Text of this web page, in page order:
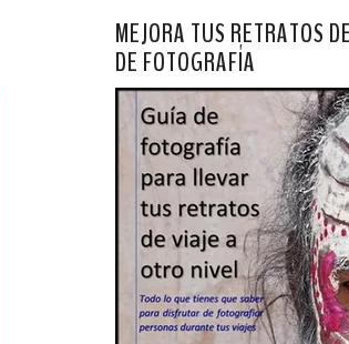
MEJORA TUS RETRATOS
DE FOTOGRAFÍA